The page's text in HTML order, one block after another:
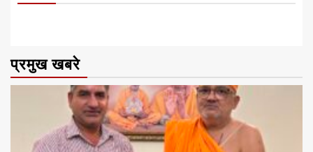
प्रमुख खबरे